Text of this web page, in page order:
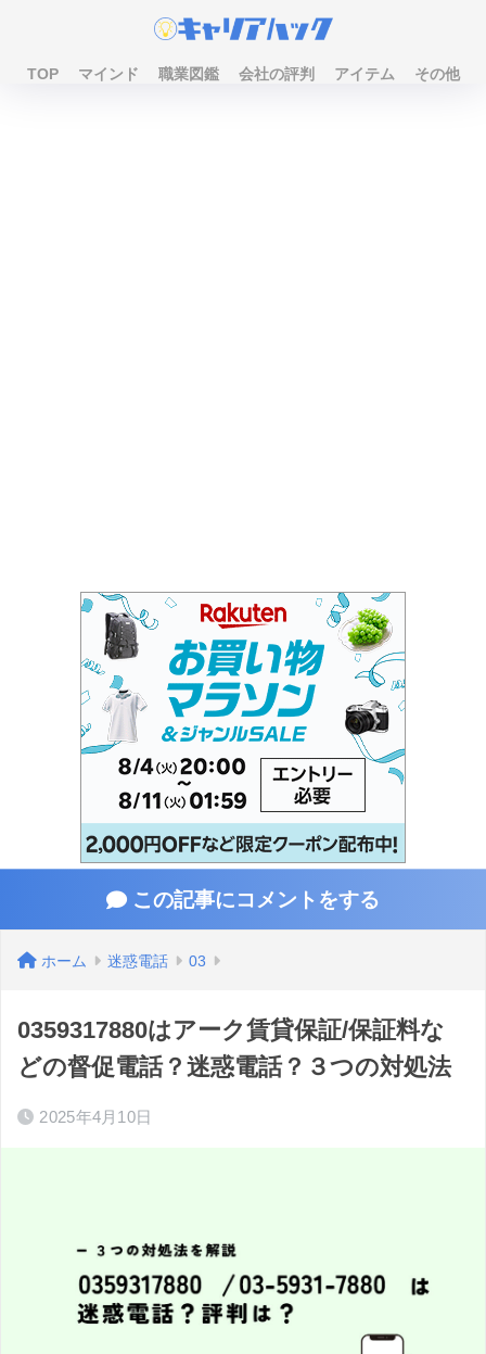
TOP マインド 職業図鑑 会社の評判 アイテム その他
この記事にコメントをする
ホーム 迷惑電話 03
0359317880はアーク賃貸保証/保証料な
どの督促電話？迷惑電話？３つの対処法
2025年4月10日